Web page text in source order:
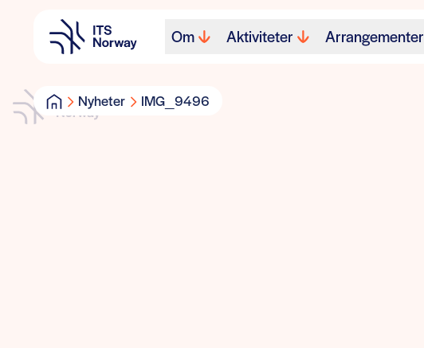
Om Aktiviteter Arrangementer
Nyheter IMG_9496